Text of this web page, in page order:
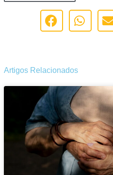
Artigos Relacionados